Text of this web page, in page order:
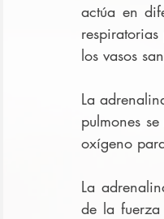
actúa en
los vasos
La
pulmones
oxígeno
La
de la